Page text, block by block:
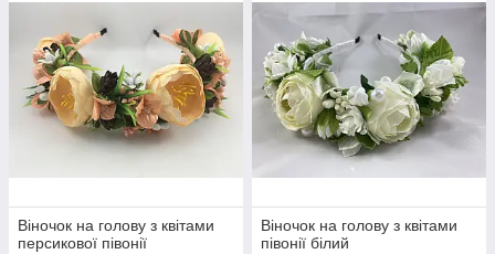
Віночок на голову з квітами
персикової півонії
Віночок на голову з квітами
півонії білий